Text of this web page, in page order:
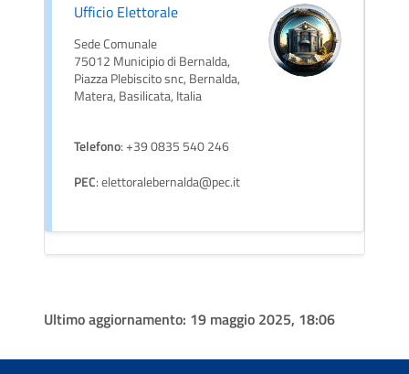
Ufficio Elettorale
Sede Comunale
75012 Municipio di Bernalda,
Piazza Plebiscito snc, Bernalda,
Matera, Basilicata, Italia
Telefono: +39 0835 540 246
PEC: elettoralebernalda@pec.it
Ultimo aggiornamento: 19 maggio 2025, 18:06